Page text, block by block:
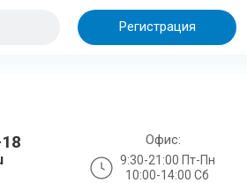
Регистрация
Офис:
9:30-21:00 Пт-Пн
10:00-14:00 Сб